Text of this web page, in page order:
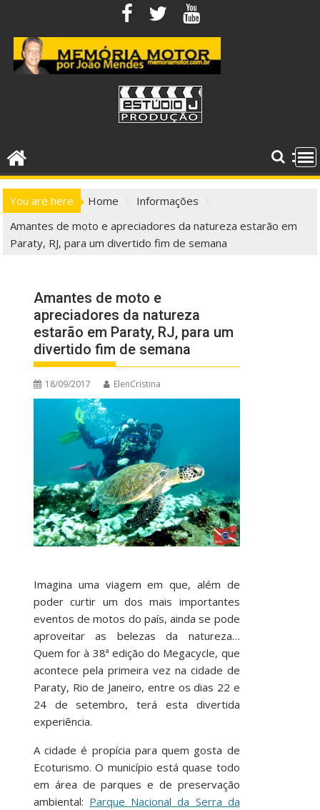
content
You are here Home
Informações
Amantes de moto e apreciadores da natureza estarão em
Paraty, RJ, para um divertido fim de semana
Amantes de moto e
apreciadores da natureza
estarão em Paraty, RJ, para um
divertido fim de semana
18/09/2017 ElenCristina
Imagina uma viagem em que, além de
poder curtir um dos mais importantes
eventos de motos do país, ainda se pode
aproveitar as belezas da natureza…
Quem for à 38ª edição do Megacycle, que
acontece pela primeira vez na cidade de
Paraty, Rio de Janeiro, entre os dias 22 e
24 de setembro, terá esta divertida
experiência.
A cidade é propícia para quem gosta de
Ecoturismo. O município está quase todo
em área de parques e de preservação
ambiental: Parque Nacional da Serra da